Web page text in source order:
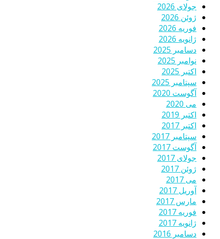
جولای 2026
ژوئن 2026
فوریه 2026
ژانویه 2026
دسامبر 2025
نوامبر 2025
اکتبر 2025
سپتامبر 2025
آگوست 2020
می 2020
اکتبر 2019
اکتبر 2017
سپتامبر 2017
آگوست 2017
جولای 2017
ژوئن 2017
می 2017
آوریل 2017
مارس 2017
فوریه 2017
ژانویه 2017
دسامبر 2016